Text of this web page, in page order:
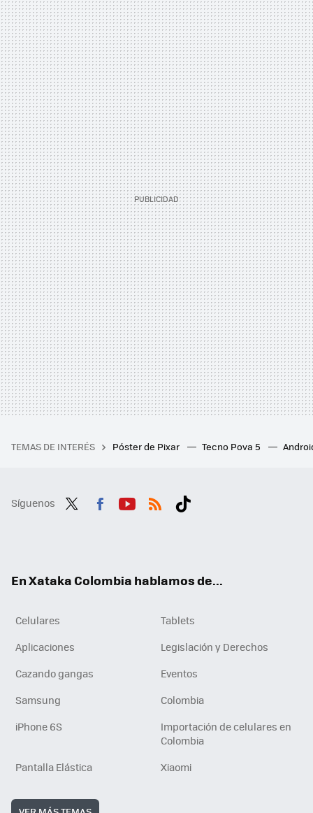
TEMAS DE INTERÉS Póster de Pixar Tecno Pova 5
Síguenos
En Xataka Colombia hablamos de...
Celulares
Tablets
Aplicaciones
Legislación y Derechos
Cazando gangas
Eventos
Samsung
Colombia
iPhone 6S
Importación de celulares en
Colombia
Pantalla Elástica
Xiaomi